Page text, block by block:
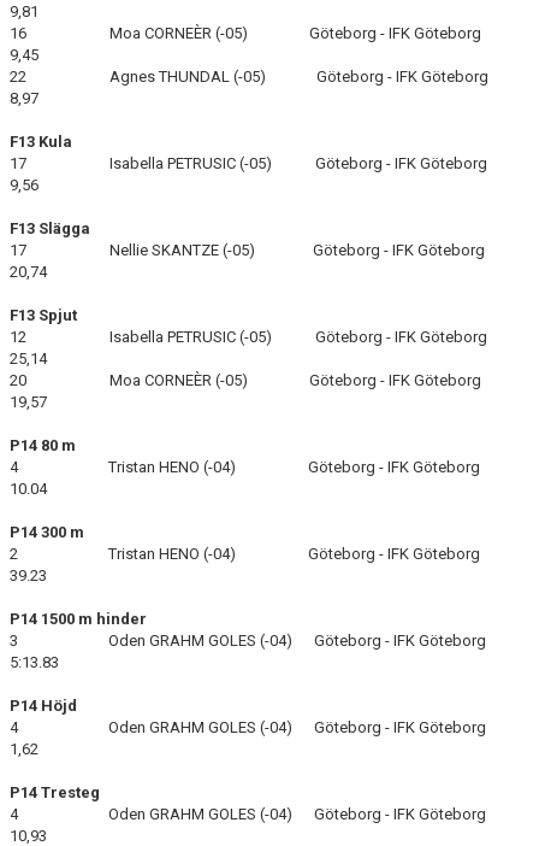
9,81
16 Moa CORNEÈR (-05) Göteborg - IFK Göteborg
9,45
22 Agnes THUNDAL (-05) Göteborg - IFK Göteborg
8,97
F13 Kula
17 Isabella PETRUSIC (-05) Göteborg - IFK Göteborg
9,56
F13 Slägga
17 Nellie SKANTZE (-05) Göteborg - IFK Göteborg
20,74
F13 Spjut
12 Isabella PETRUSIC (-05) Göteborg - IFK Göteborg
25,14
20 Moa CORNEÈR (-05) Göteborg - IFK Göteborg
19,57
P14 80 m
4 Tristan HENO (-04) Göteborg - IFK Göteborg
10.04
P14 300 m
2 Tristan HENO (-04) Göteborg - IFK Göteborg
39.23
P14 1500 m hinder
3 Oden GRAHM GOLES (-04) Göteborg - IFK Göteborg
5:13.83
P14 Höjd
4 Oden GRAHM GOLES (-04) Göteborg - IFK Göteborg
1,62
P14 Tresteg
4 Oden GRAHM GOLES (-04) Göteborg - IFK Göteborg
10,93